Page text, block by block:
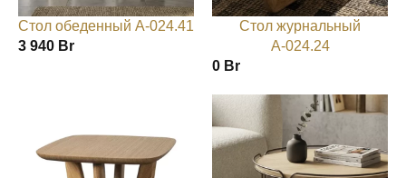
Стол обеденный А-024.41
3 940 Br
Стол журнальный
А-024.24
0 Br